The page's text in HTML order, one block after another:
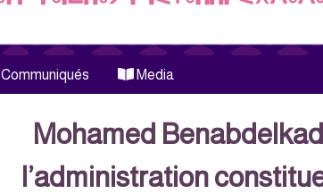
Communiqués Media
Mohamed
l’administration